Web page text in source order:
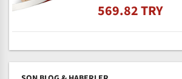
569.82 TRY